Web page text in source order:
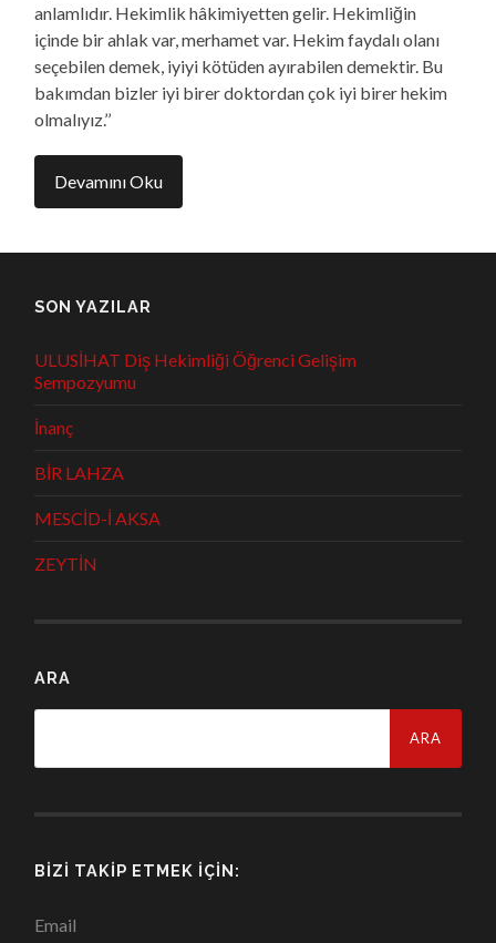
anlamlıdır. Hekimlik hâkimiyetten gelir. Hekimliğin
içinde bir ahlak var, merhamet var. Hekim faydalı olanı
seçebilen demek, iyiyi kötüden ayırabilen demektir. Bu
bakımdan bizler iyi birer doktordan çok iyi birer hekim
olmalıyız.’’
Devamını Oku
SON YAZILAR
ULUSİHAT Diş Hekimliği Öğrenci Gelişim
Sempozyumu
İnanç
BİR LAHZA
MESCİD-İ AKSA
ZEYTİN
ARA
BIZI TAKIP ETMEK İÇIN:
Email